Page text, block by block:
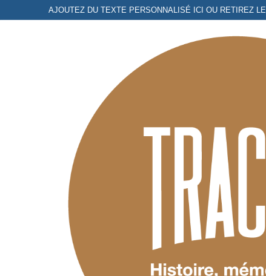
au
AJOUTEZ DU TEXTE PERSONNALISÉ ICI OU RETIREZ LE